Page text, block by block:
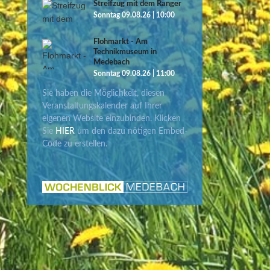
Streifzug mit dem Ranger
Sonntag 09.08.26 | 10:00
Flohmarkt - Am
Technikmuseum in
Medebach
Sonntag 09.08.26 | 11:00
Sie haben die Möglichkeit, diesen
Veranstaltungskalender auf Ihrer
eigenen Website einzubinden. Klicken
Sie HIER um den dazu nötigen Embed-
Code zu erstellen.